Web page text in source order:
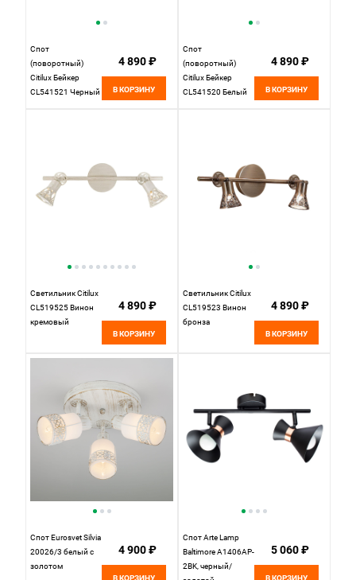
Спот
(поворотный)
Citilux Бейкер
CL541521 Черный
4 890 ₽
В КОРЗИНУ
Спот
(поворотный)
Citilux Бейкер
CL541520 Белый
4 890 ₽
В КОРЗИНУ
Светильник Citilux
CL519525 Винон
кремовый
4 890 ₽
В КОРЗИНУ
Светильник Citilux
CL519523 Винон
бронза
4 890 ₽
В КОРЗИНУ
Спот Eurosvet Silvia
20026/3 белый с
золотом
4 900 ₽
В КОРЗИНУ
Спот Arte Lamp
Baltimore A1406AP-
2BK, черный/
5 060 ₽
В КОРЗИНУ